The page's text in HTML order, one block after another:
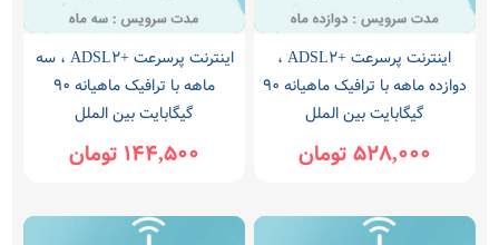
اینترنت پرسرعت +ADSL2 ،
دوازده ماهه با ترافیک ماهیانه 90
گیگابایت بین الملل
528,000 تومان
اینترنت پرسرعت +ADSL2 ، سه
ماهه با ترافیک ماهیانه 90
گیگابایت بین الملل
144,500 تومان